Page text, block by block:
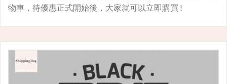
物車，待優惠正式開始後，大家就可以立即購買 !